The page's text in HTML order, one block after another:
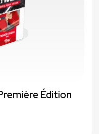
Édition